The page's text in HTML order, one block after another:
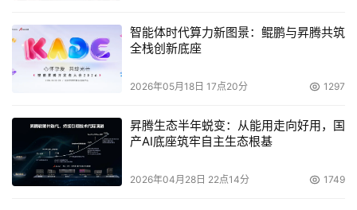
智能体时代算力新图景：鲲鹏与昇腾共筑
全栈创新底座
2026年05月18日 17点20分 1297
昇腾生态半年蜕变：从能用走向好用，国
产AI底座筑牢自主生态根基
2026年04月28日 22点14分 1749